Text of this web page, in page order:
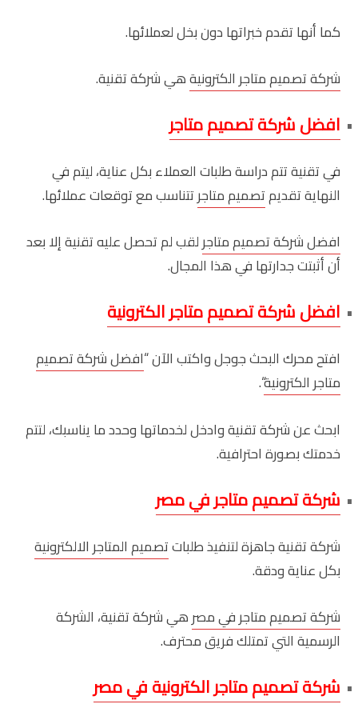
كما أنها تقدم خبراتها دون بخل لعملائها.
شركة تصميم متاجر الكترونيةهي شركة تقنية.
افضل شركة تصميم متاجر
في تقنية تتم دراسة طلبات العملاء بكل عناية، ليتم في
النهاية تقديمتصميم متاجرتتناسب مع توقعات عملائها.
افضل شركة تصميم متاجرلقب لم تحصل عليه تقنية إلا بعد
أن أثبتت جدارتها في هذا المجال.
افضل شركة تصميم متاجر الكترونية
افتح محرك البحث جوجل واكتب الآن “افضل شركة تصميم
متاجر الكترونية“.
ابحث عن شركة تقنية وادخل لخدماتها وحدد ما يناسبك، لتتم
خدمتك بصورة احترافية.
شركة تصميم متاجر في مصر
شركة تقنية جاهزة لتنفيذ طلباتتصميم المتاجر الالكترونية
بكل عناية ودقة.
شركة تصميم متاجر في مصرهي شركة تقنية، الشركة
الرسمية التي تمتلك فريق محترف.
شركة تصميم متاجر الكترونية في مصر